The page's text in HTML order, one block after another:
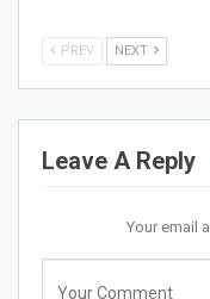
PREV NEXT
Leave A Reply
Your email